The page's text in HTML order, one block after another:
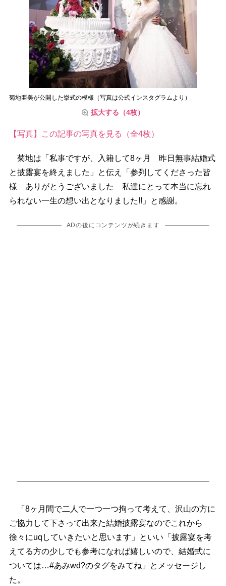
菊地亜美が公開した挙式の模様（写真は公式インスタグラムより）
拡大する（4枚）
【写真】この記事の写真を見る（全4枚）
菊地は「私事ですが、入籍して8ヶ月 昨日無事結婚式
と披露宴を終えました」と伝え「参列してくださった皆
様 ありがとうございました 私達にとって本当に忘れ
られない一生の想い出となりました!!」と感謝。
ADの後にコンテンツが続きます
「8ヶ月間で二人で一つ一つ拘って考えて、沢山の方に
ご協力して下さって出来た結婚披露宴なのでこれから
徐々にuqしていきたいと思います」といい「披露宴を考
えてる方の少しでも参考になれば嬉しいので、結婚式に
ついては…#あみwd?のタグをみてね」とメッセージし
た。